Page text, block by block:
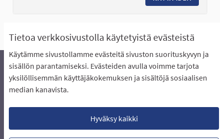
Tietoa verkkosivustolla käytetyistä evästeistä
Käytämme sivustollamme evästeitä sivuston suorituskyvyn ja
sisällön parantamiseksi. Evästeiden avulla voimme tarjota
yksilöllisemmän käyttäjäkokemuksen ja sisältöjä sosiaalisen
median kanavista.
Hyväksy kaikki
Näytä kaikki peruutetut ideat
Äänestyksen pikaohjeet
Usein kysytyt kysymykset
Näin äänestät Asukasbudjetissa
Lataa avoimet datatiedostot
Evästeasetukset